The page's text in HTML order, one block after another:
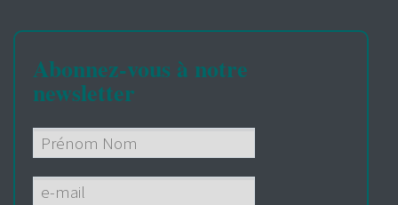
Abonnez-vous à notre
newsletter